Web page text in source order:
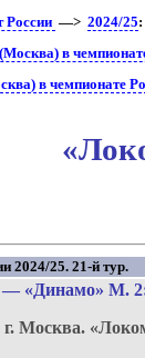
России —>2024/25
в
в чемпионате
2024/25. 21-й тур.
— «Динамо» М.
г.Москва.